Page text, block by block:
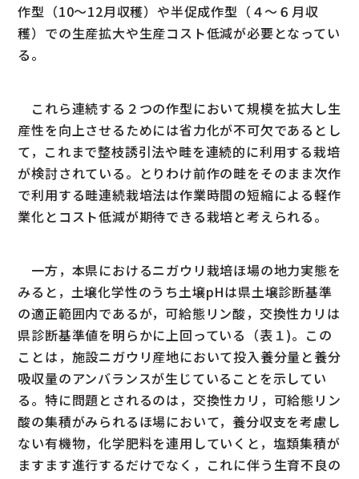
作型（10～12月収穫）や半促成作型（４～６月収
穫）での生産拡大や生産コスト低減が必要となってい
る。
これら連続する２つの作型において規模を拡大し生
産性を向上させるためには省力化が不可欠であるとし
て，これまで整枝誘引法や畦を連続的に利用する栽培
が検討されている。とりわけ前作の畦をそのまま次作
で利用する畦連続栽培法は作業時間の短縮による軽作
業化とコスト低減が期待できる栽培と考えられる。
一方，本県におけるニガウリ栽培ほ場の地力実態を
みると，土壌化学性のうち土壌pHは県土壌診断基準
の適正範囲内であるが，可給態リン酸，交換性カリは
県診断基準値を明らかに上回っている（表１)。この
ことは，施設ニガウリ産地において投入養分量と養分
吸収量のアンバランスが生じていることを示してい
る。特に問題とされるのは，交換性カリ，可給態リン
酸の集積がみられるほ場において，養分収支を考慮し
ない有機物，化学肥料を連用していくと，塩類集積が
ますます進行するだけでなく，これに伴う生育不良の